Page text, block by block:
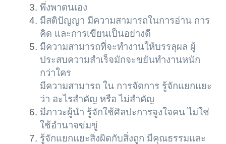
พึ่งพาตนเอง
มีสติปัญญา มีความสามารถในการอ่าน การ
คิด และการเขียนเป็นอย่างดี
มีความสามารถที่จะทำงานให้บรรลุผล ผู้
ประสบความสำเร็จมักจะขยันทำงานหนัก
กว่าใคร
มีความสามารถ ใน การจัดการ รู้จักแยกแยะ
ว่า อะไรสำคัญ หรือ ไม่สำคัญ
มีภาวะผู้นำ รู้จักใช้ศิลปะการจูงใจคน ไม่ใช่
ใช้อำนาจข่มขู่
รู้จักแยกแยะสิ่งผิดกับสิ่งถูก มีคุณธรรมและ